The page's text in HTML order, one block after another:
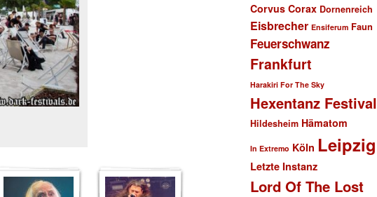
Corvus Corax Dornenreich
Eisbrecher Ensiferum Faun
Feuerschwanz
Frankfurt
Harakiri For The Sky
Hexentanz Festival
Hildesheim Hämatom
In Extremo Köln Leipzig
Letzte Instanz
Lord Of The Lost